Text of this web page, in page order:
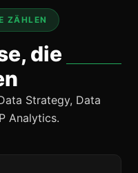
ZÄHLEN
die
Strategy, Data
Analytics.